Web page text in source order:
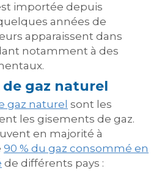
importée depuis
années de
apparaissent dans
notamment à des
gaz naturel
gaz naturel sont les
les gisements de gaz.
en majorité à
90 % du gaz consommé en
de différents pays :